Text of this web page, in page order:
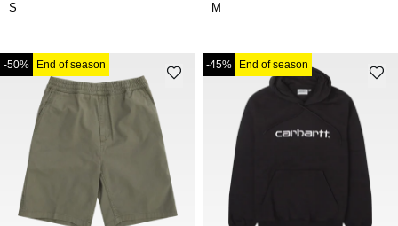
S M
-50% End of season -45% End of season